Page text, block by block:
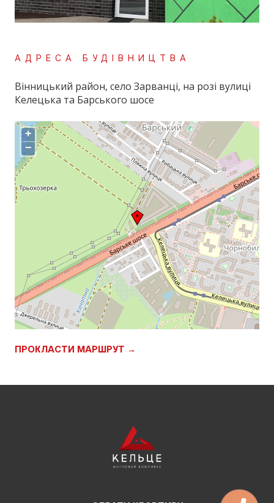
АДРЕСА БУДІВНИЦТВА
Вінницький район, село Зарванці, на розі вулиці
Келецька та Барського шосе
+
−
ПРОКЛАСТИ МАРШРУТ →